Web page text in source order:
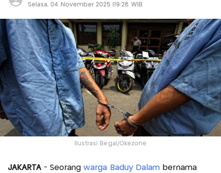
Selasa, 04 November 2025 |19:28 WIB
Ilustrasi Begal/Okezone
JAKARTA - Seorangwarga Baduy Dalam bernama